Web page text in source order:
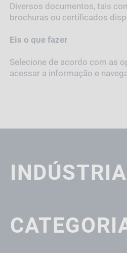
Diversos documentos, tais
brochuras ou certificados
Eis o que fazer
Selecione de acordo com as
acessar a informação e